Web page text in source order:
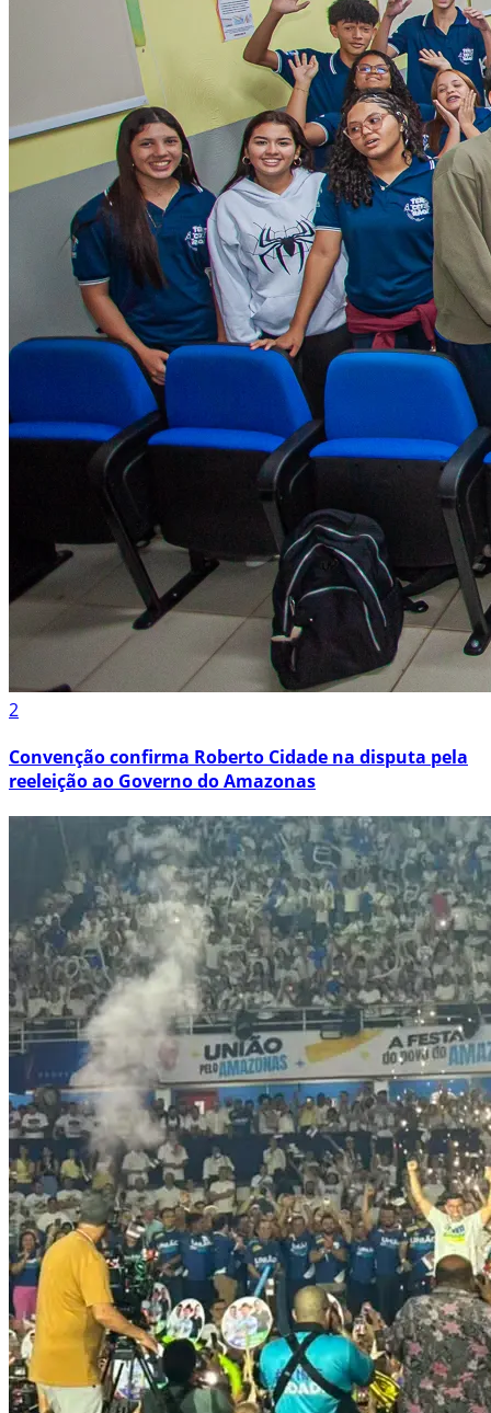
2
Convenção confirma Roberto Cidade na disputa pela
reeleição ao Governo do Amazonas